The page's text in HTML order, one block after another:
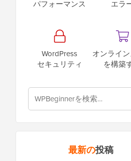
パフォーマンス
エラ
WordPress
セキュリティ
オンライ
を構築
最新の投稿